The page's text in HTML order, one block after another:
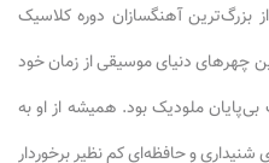
بزرگ‌ترین آهنگسازان دوره کلاسیک
چهرهای دنیای موسیقی از زمان خود
ملودیک بود. همیشه از او به
شنیداری و حافظه‌ای کم‌ نظیر برخوردار